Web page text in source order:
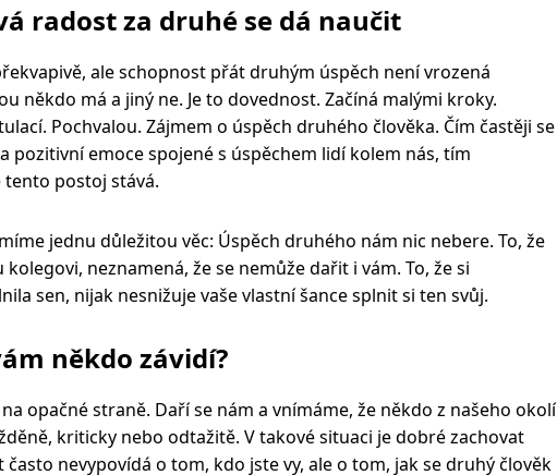
radost za druhé se dá naučit
ale schopnost přát druhým úspěch není vrozená
někdo má a jiný ne. Je to dovednost. Začíná malými kroky.
Pochvalou. Zájmem o úspěch druhého člověka. Čím častěji se
pozitivní emoce spojené s úspěchem lidí kolem nás, tím
postoj stává.
jednu důležitou věc: Úspěch druhého nám nic nebere. To, že
kolegovi, neznamená, že se nemůže dařit i vám. To, že si
sen, nijak nesnižuje vaše vlastní šance splnit si ten svůj.
někdo závidí?
opačné straně. Daří se nám a vnímáme, že někdo z našeho okolí
kriticky nebo odtažitě. V takové situaci je dobré zachovat
často nevypovídá o tom, kdo jste vy, ale o tom, jak se druhý člověk